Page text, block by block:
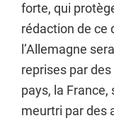
forte, qui
rédaction de ce
l’Allemagne
reprises par
pays, la
meurtri par des